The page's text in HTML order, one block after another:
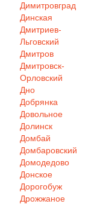
Димитровград
Динская
Дмитриев-
Льговский
Дмитров
Дмитровск-
Орловский
Дно
Добрянка
Довольное
Долинск
Домбай
Домбаровский
Домодедово
Донское
Дорогобуж
Дрожжаное